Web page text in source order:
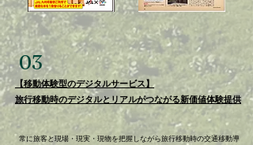
​03
【移動体験型のデジタルサービス】​
旅行移動時のデジタルとリアルがつながる新価値体験提供
常に旅客と現場・現実・現物を把握しながら旅行移動時の交通移動導